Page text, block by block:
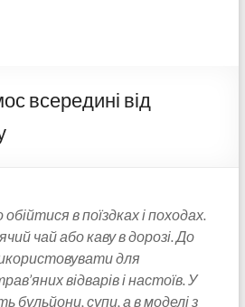
всередині від
в поїздках і походах.
чай або каву в дорозі. До
для
відварів і настоїв. У
супи, а в моделі з